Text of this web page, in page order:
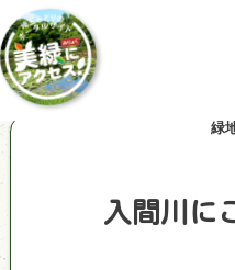
緑
入間川に